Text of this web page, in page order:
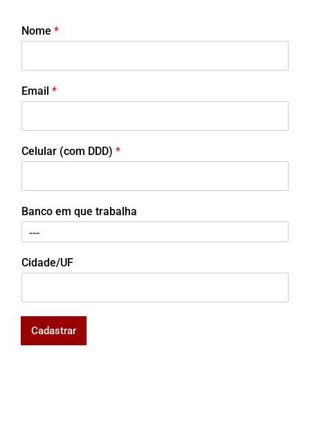
Nome *
Email *
Celular (com DDD) *
Banco em que trabalha
Cidade/UF
Cadastrar